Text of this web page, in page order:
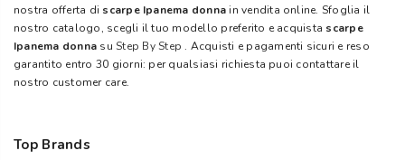
nostra offerta di scarpe Ipanema donna in vendita online. Sfoglia il
nostro catalogo, scegli il tuo modello preferito e acquista scarpe
Ipanema donna suStep By Step . Acquisti e pagamenti sicuri e reso
garantito entro 30 giorni: per qualsiasi richiesta puoi contattare il
nostro customer care.
Top Brands